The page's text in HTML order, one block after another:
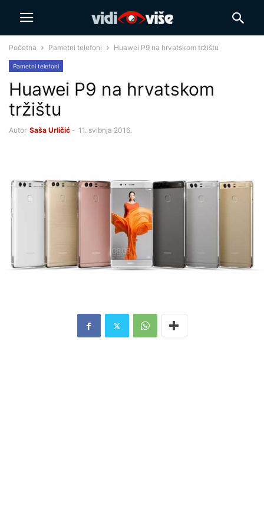
Početna Pametni telefoni Huawei P9 na hrvatskom tržištu
Pametni telefoni
Huawei P9 na hrvatskom
tržištu
Autor Saša Urličić - 11. svibnja 2016.